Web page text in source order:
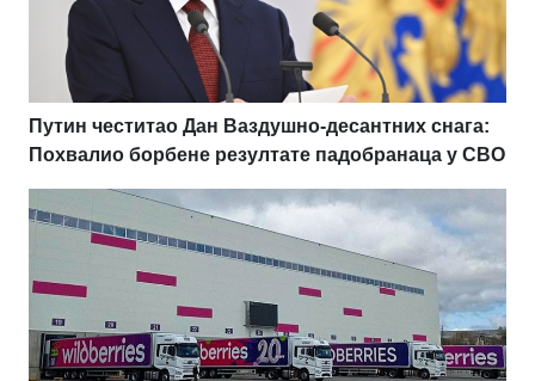
Путин честитао Дан Ваздушно-десантних снага:
Похвалио борбене резултате падобранаца у СВО